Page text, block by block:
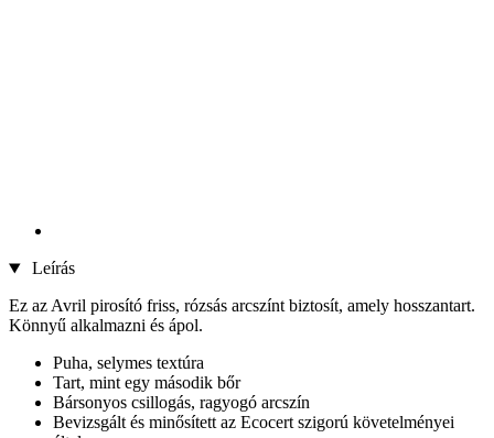
Leírás
Ez az Avril pirosító friss, rózsás arcszínt biztosít, amely hosszantart.
Könnyű alkalmazni és ápol.
Puha, selymes textúra
Tart, mint egy második bőr
Bársonyos csillogás, ragyogó arcszín
Bevizsgált és minősített az Ecocert szigorú követelményei